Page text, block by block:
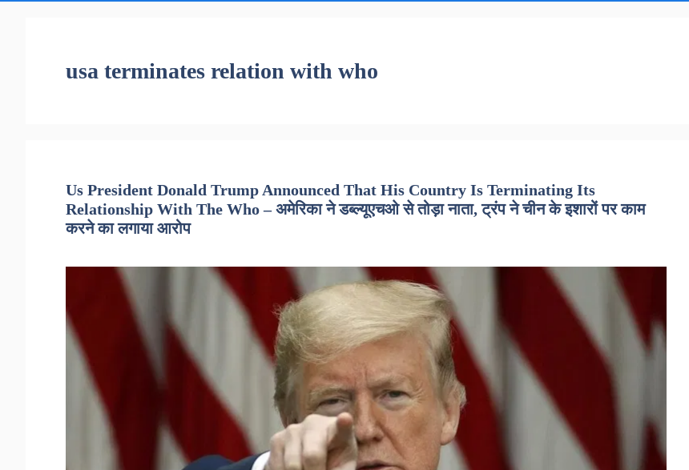
usa terminates relation with who
Us President Donald Trump Announced That His Country Is Terminating Its
Relationship With The Who – अमेरिका ने डब्ल्यूएचओ से तोड़ा नाता, ट्रंप ने चीन के इशारों पर काम
करने का लगाया आरोप